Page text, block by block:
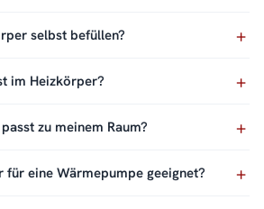
selbst befüllen?
im Heizkörper?
zu meinem Raum?
für eine Wärmepumpe geeignet?